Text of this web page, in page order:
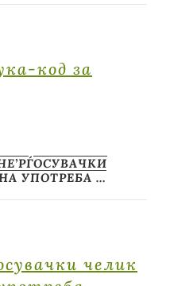
код за
УПОТРЕБА …